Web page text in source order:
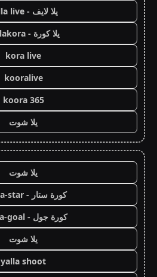
يلا لايف - yalla live
يلا كورة - yallakora
kora live
kooralive
koora 365
يلا شوت
يلا شوت
كورة ستار - koora-star
كورة جول - koora-goal
يلا شوت
yalla shoot